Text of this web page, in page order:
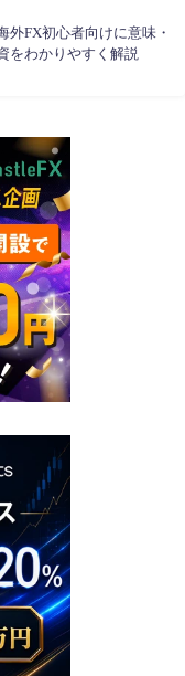
外FX初心者向けに意味・
をわかりやすく解説